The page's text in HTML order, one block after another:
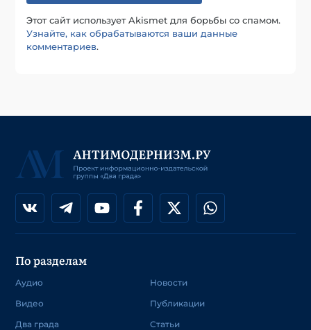
Этот сайт использует Akismet для борьбы со спамом.
Узнайте, как обрабатываются ваши данные
комментариев.
По разделам
Аудио
Видео
Два града
Новости
Публикации
Статьи